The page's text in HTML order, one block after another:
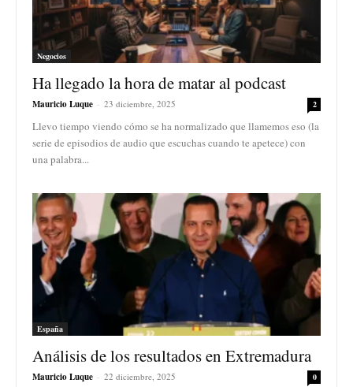
Negocios
Ha llegado la hora de matar al podcast
Mauricio Luque - 23 diciembre, 2025 2
Llevo tiempo viendo cómo se ha normalizado que llamemos eso (la
serie de episodios de audio que escuchas cuando te apetece) con
una palabra...
España
Análisis de los resultados en Extremadura
Mauricio Luque - 22 diciembre, 2025 0